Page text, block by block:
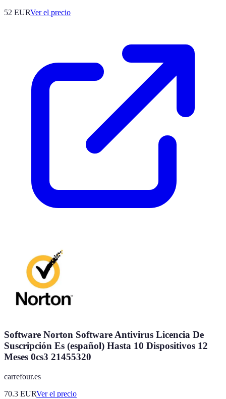
52 EURVer el precio
Software Norton Software Antivirus Licencia De
Suscripción Es (español) Hasta 10 Dispositivos 12
Meses 0cs3 21455320
carrefour.es
70.3 EURVer el precio